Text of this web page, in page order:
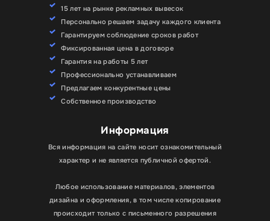
15 лет на рынке рекламных вывесок
Персонально решаем задачу каждого клиента
Гарантируем соблюдение сроков работ
Фиксированная цена в договоре
Гарантия на работы 5 лет
Профессионально устанавливаем
Предлагаем конкурентные цены
Собственное производство
Информация
Вся информация на сайте носит ознакомительный
характер и не является публичной офертой.
Любое использование материалов, элементов
дизайна и оформления, в том числе копирование
происходит только с письменного разрешения